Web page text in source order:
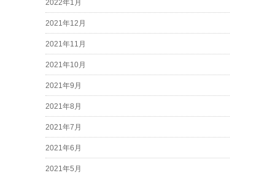
2022年1月
2021年12月
2021年11月
2021年10月
2021年9月
2021年8月
2021年7月
2021年6月
2021年5月